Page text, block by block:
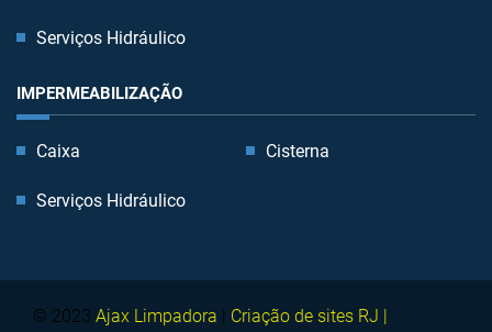
Serviços Hidráulico
IMPERMEABILIZAÇÃO
Caixa Cisterna
Serviços Hidráulico
© 2023 Ajax Limpadora | Criação de sites RJ |